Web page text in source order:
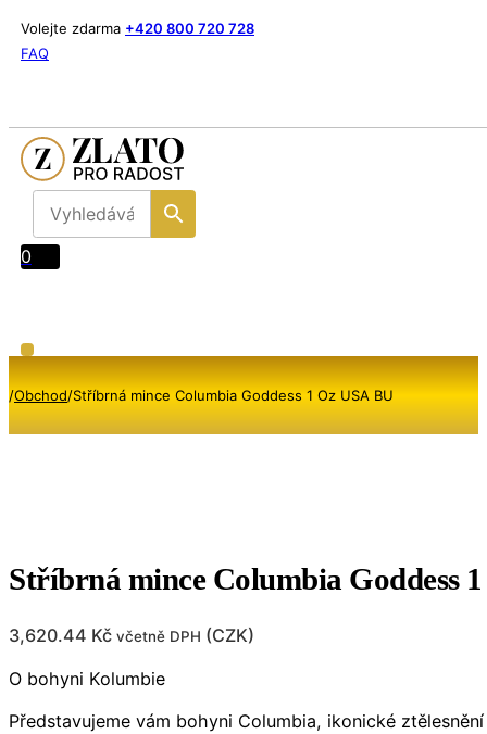
Volejte zdarma +420 800 720 728
FAQ
0
/Obchod/Stříbrná mince Columbia Goddess 1 Oz USA BU
Stříbrná mince Columbia Goddess
3,620.44 Kč včetně DPH (CZK)
O bohyni Kolumbie
Představujeme vám bohyni Columbia, ikonické